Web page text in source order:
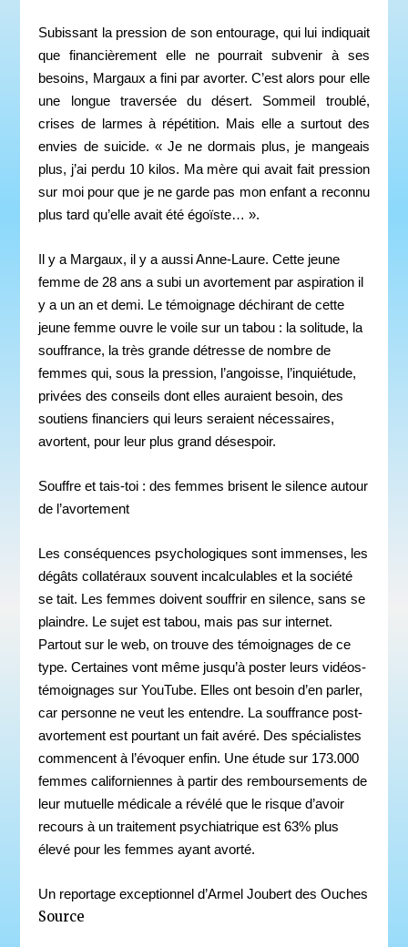
Subissant la pression de son entourage, qui lui indiquait
que financièrement elle ne pourrait subvenir à ses
besoins, Margaux a fini par avorter. C’est alors pour elle
une longue traversée du désert. Sommeil troublé,
crises de larmes à répétition. Mais elle a surtout des
envies de suicide. « Je ne dormais plus, je mangeais
plus, j’ai perdu 10 kilos. Ma mère qui avait fait pression
sur moi pour que je ne garde pas mon enfant a reconnu
plus tard qu’elle avait été égoïste… ».
Il y a Margaux, il y a aussi Anne-Laure. Cette jeune
femme de 28 ans a subi un avortement par aspiration il
y a un an et demi. Le témoignage déchirant de cette
jeune femme ouvre le voile sur un tabou : la solitude, la
souffrance, la très grande détresse de nombre de
femmes qui, sous la pression, l’angoisse, l’inquiétude,
privées des conseils dont elles auraient besoin, des
soutiens financiers qui leurs seraient nécessaires,
avortent, pour leur plus grand désespoir.
Souffre et tais-toi : des femmes brisent le silence autour
de l’avortement
Les conséquences psychologiques sont immenses, les
dégâts collatéraux souvent incalculables et la société
se tait. Les femmes doivent souffrir en silence, sans se
plaindre. Le sujet est tabou, mais pas sur internet.
Partout sur le web, on trouve des témoignages de ce
type. Certaines vont même jusqu’à poster leurs vidéos-
témoignages sur YouTube. Elles ont besoin d’en parler,
car personne ne veut les entendre. La souffrance post-
avortement est pourtant un fait avéré. Des spécialistes
commencent à l’évoquer enfin. Une étude sur 173.000
femmes californiennes à partir des remboursements de
leur mutuelle médicale a révélé que le risque d’avoir
recours à un traitement psychiatrique est 63% plus
élevé pour les femmes ayant avorté.
Un reportage exceptionnel d’Armel Joubert des Ouches
Source